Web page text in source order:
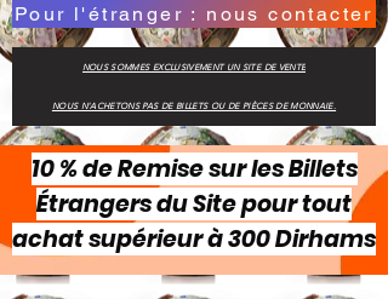
Pour l'étranger : nous contacter
NOUS SOMMES EXCLUSIVEMENT UN SITE DE VENTE
NOUS N'ACHETONS PAS DE BILLETS OU DE PIÈCES DE MONNAIE.
10 % de Remise sur les Billets
Étrangers du Site pour tout
achat supérieur à 300 Dirhams